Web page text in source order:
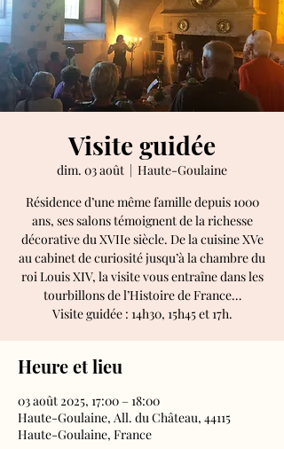
Visite guidée
dim. 03 août
  |
Haute-Goulaine
Résidence d’une même famille depuis 1000
ans, ses salons témoignent de la richesse
décorative du XVIIe siècle. De la cuisine XVe
au cabinet de curiosité jusqu’à la chambre du
roi Louis XIV, la visite vous entraîne dans les
tourbillons de l’Histoire de France…
Visite guidée : 14h30, 15h45 et 17h.
Heure et lieu
03 août 2025, 17:00 – 18:00
Haute-Goulaine, All. du Château, 44115
Haute-Goulaine, France